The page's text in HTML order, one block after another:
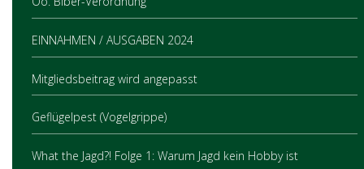
EINNAHMEN / AUSGABEN 2024
Mitgliedsbeitrag wird angepasst
Geflügelpest (Vogelgrippe)
What the Jagd?! Folge 1: Warum Jagd kein Hobby ist